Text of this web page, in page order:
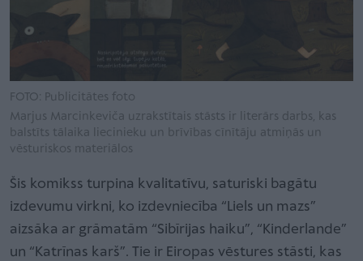
FOTO: Publicitātes foto
Marjus Marcinkeviča uzrakstītais stāsts ir literārs darbs, kas
balstīts tālaika liecinieku un brīvības cīnītāju atmiņās un
vēsturiskos materiālos
Šis komikss turpina kvalitatīvu, saturiski bagātu
izdevumu virkni, ko izdevniecība “Liels un mazs”
aizsāka ar grāmatām “Sibīrijas haiku”, “Kinderlande”
un “Katrīnas karš”. Tie ir Eiropas vēstures stāsti, kas